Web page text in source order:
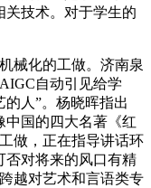
关技术。对于学生的
化的工做。济南泉
自动引见给学
人”。杨晓晖指出
中国的四大名著《红
做，正在指导讲话环
否对将来的风口有精
越对艺术和言语类专